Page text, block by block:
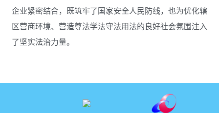
企业紧密结合，既筑牢了国家安全人民防线，也为优化辖
区营商环境、营造尊法学法守法用法的良好社会氛围注入
了坚实法治力量。